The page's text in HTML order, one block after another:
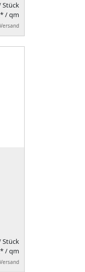
Stück
/ qm
Stück
/ qm